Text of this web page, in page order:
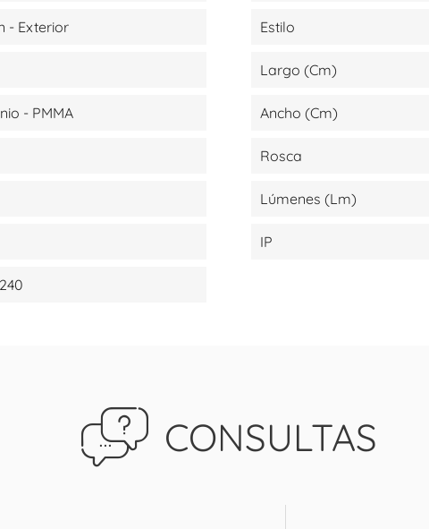
- Exterior Estilo
Largo (cm)
- PMMA Ancho (cm)
Rosca
Lúmenes (lm)
IP
CONSULTAS